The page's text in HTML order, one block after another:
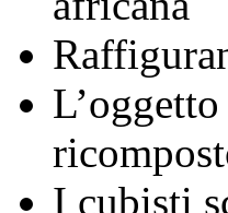
I cubisti